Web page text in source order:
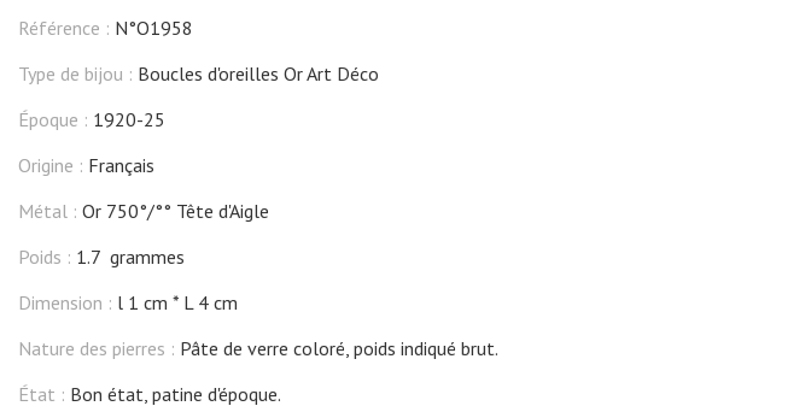
Référence : N°O1958
Type de bijou : Boucles d'oreilles Or Art Déco
Époque : 1920-25
Origine : Français
Métal : Or 750°/°° Tête d'Aigle
Poids : 1.7 grammes
Dimension : l 1 cm
L 4 cm
Nature des pierres : Pâte de verre coloré, poids indiqué brut.
État : Bon état, patine d'époque.